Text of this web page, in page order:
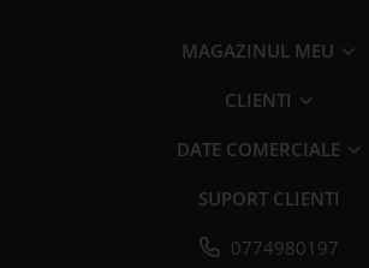
MAGAZINUL MEU
CLIENTI
DATE COMERCIALE
SUPORT CLIENTI
0774980197